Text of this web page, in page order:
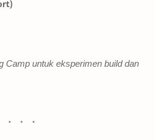
Camp untuk eksperimen build dan